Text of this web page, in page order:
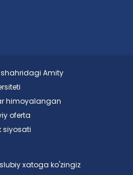
Amity
himoyalangan
oferta
siyosati
xatoga ko'zingiz